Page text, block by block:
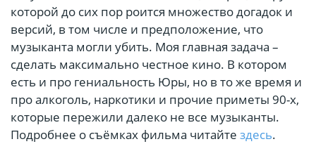
которой до сих пор роится множество догадок и
версий, в том числе и предположение, что
музыканта могли убить. Моя главная задача –
сделать максимально честное кино. В котором
есть и про гениальность Юры, но в то же время и
про алкоголь, наркотики и прочие приметы 90-х,
которые пережили далеко не все музыканты.
Подробнее о съёмках фильма читайте здесь.